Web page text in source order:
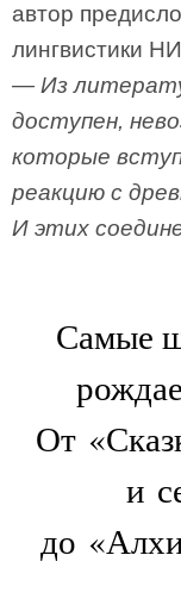
автор
лингвистики
— Из
доступен,
которые
реакцию с
И этих
Самые
От
и
до